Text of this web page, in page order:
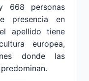
668 personas
presencia en
apellido tiene
europea,
donde las